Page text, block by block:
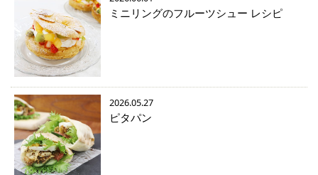
ミニリングのフルーツシュー レシピ
2026.05.27
ピタパン